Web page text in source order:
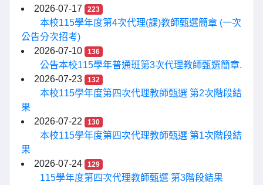
2026-07-17
223
本校115學年度第4次代理(課)教師甄選簡章 (一次
公告分次招考)
2026-07-10
136
公告本校115學年普通班第3次代理教師甄選簡章.
2026-07-23
132
本校115學年度第四次代理教師甄選 第2次階段結
果
2026-07-22
130
本校115學年度第四次代理教師甄選 第1次階段結
果
2026-07-24
129
115學年度第四次代理教師甄選 第3階段結果